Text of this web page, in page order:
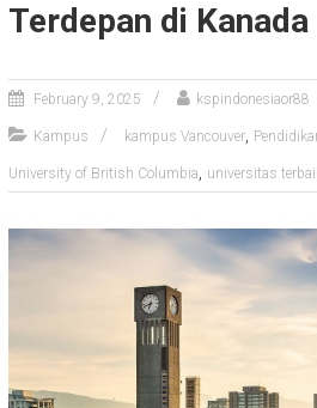
Terdepan di Kanada
February 9, 2025 kspindonesiaor88
Kampus kampus Vancouver,
University of British Columbia, universitas